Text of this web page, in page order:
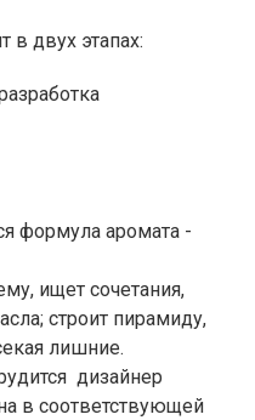
в двух этапах:
формула аромата -
ищет сочетания,
строит пирамиду,
лишние.
дизайнер
в соответствующей